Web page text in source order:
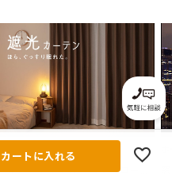
遮光カーテン
カートに入れる